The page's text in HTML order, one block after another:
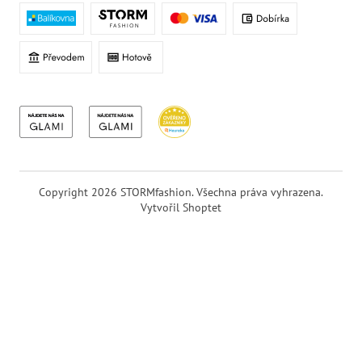
Vytvořil Shoptet
Copyright 2026 STORMfashion. Všechna práva vyhrazena.